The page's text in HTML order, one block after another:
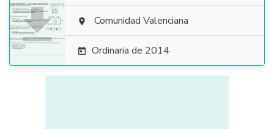
  Comunidad Valenciana
 Ordinaria de 2014